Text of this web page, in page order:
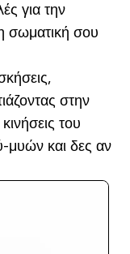
για την
σωματική σου
στην
του
μυών και δες αν